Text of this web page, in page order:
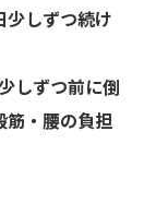
少しずつ続け
しずつ前に倒
筋・腰の負担